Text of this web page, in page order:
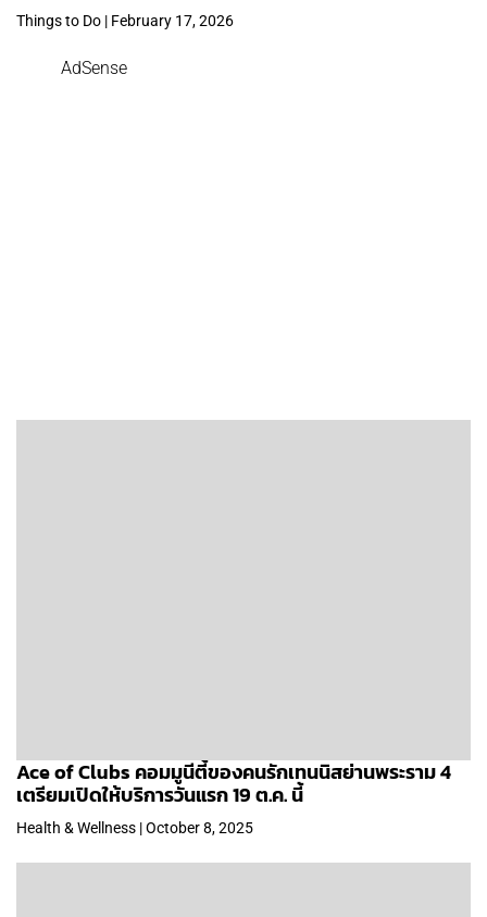
Things to Do | February 17, 2026
AdSense
Ace of Clubs คอมมูนีตี้ของคนรักเทนนิสย่านพระราม 4
เตรียมเปิดให้บริการวันแรก 19 ต.ค. นี้
Health & Wellness | October 8, 2025